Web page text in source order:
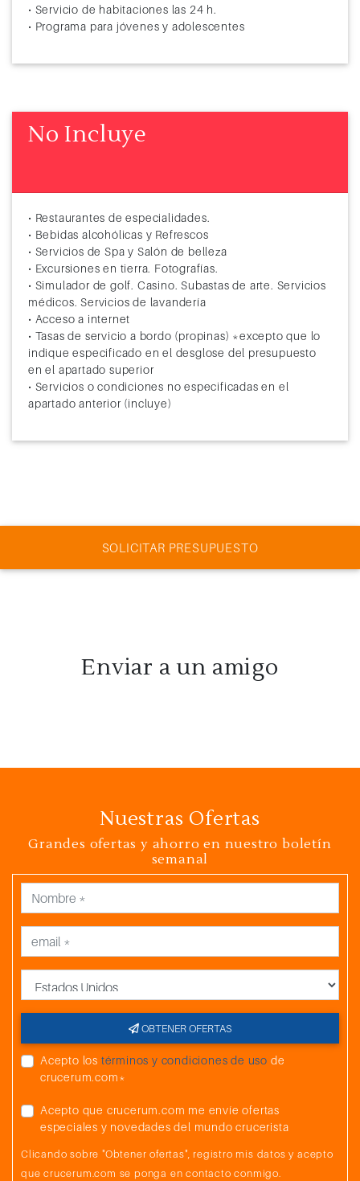
• Servicio de habitaciones las 24 h.
• Programa para jóvenes y adolescentes
No Incluye
• Restaurantes de especialidades.
• Bebidas alcohólicas y Refrescos
• Servicios de Spa y Salón de belleza
• Excursiones en tierra. Fotografías.
• Simulador de golf. Casino. Subastas de arte. Servicios
médicos. Servicios de lavandería
• Acceso a internet
• Tasas de servicio a bordo (propinas) *excepto que lo
indique especificado en el desglose del presupuesto
en el apartado superior
• Servicios o condiciones no especificadas en el
apartado anterior (incluye)
SOLICITAR PRESUPUESTO
Enviar a un amigo
Nuestras Ofertas
Grandes ofertas y ahorro en nuestro boletín
semanal
OBTENER OFERTAS
Acepto los términos y condiciones de uso de
crucerum.com*
Acepto que crucerum.com me envíe ofertas
especiales y novedades del mundo crucerista
Clicando sobre "Obtener ofertas", registro mis datos y acepto
que crucerum.com se ponga en contacto conmigo.